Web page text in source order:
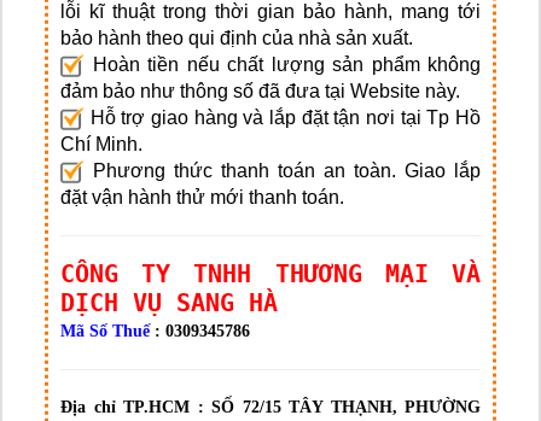
lỗi kĩ thuật trong thời gian bảo hành, mang tới
bảo hành theo qui định của nhà sản xuất.
Hoàn tiền nếu chất lượng sản phẩm không
đảm bảo như thông số đã đưa tại Website này.
Hỗ trợ giao hàng và lắp đặt tận nơi tại Tp Hồ
Chí Minh.
Phương thức thanh toán an toàn. Giao lắp
đặt vận hành thử mới thanh toán.
CÔNG TY TNHH THƯƠNG MẠI VÀ
DỊCH VỤ SANG HÀ
Mã Số Thuế : 0309345786
Địa chỉ TP.HCM : SỐ 72/15 TÂY THẠNH, PHƯỜNG